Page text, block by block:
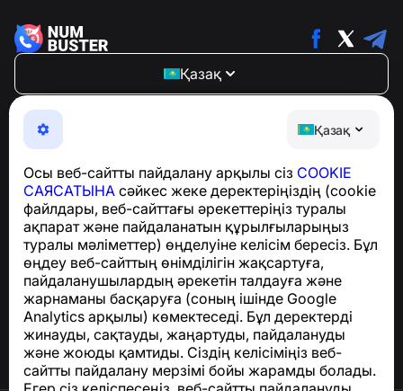
Қазақ
Осы веб-сайтты пайдалану арқылы сіз COOKIE
САЯСАТЫНА сәйкес жеке деректеріңіздің (cookie
файлдары, веб-сайттағы әрекеттеріңіз туралы
ақпарат және пайдаланатын құрылғыларыңыз
туралы мәліметтер) өңделуіне келісім бересіз. Бұл
өңдеу веб-сайттың өнімділігін жақсартуға,
пайдаланушылардың әрекетін талдауға және
жарнаманы басқаруға (соның ішінде Google
Analytics арқылы) көмектеседі. Бұл деректерді
жинауды, сақтауды, жаңартуды, пайдалануды
және жоюды қамтиды. Сіздің келісіміңіз веб-
сайтты пайдалану мерзімі бойы жарамды болады.
Қазақ
NumBuster © 2013—2026 ·
Телефон алаяқтарынан, спамнан және қажетсіз
хабарламалардан қорғайтын ыңғайлы қолданба
үшін: support@numbuster.com
Анықтама орталығы
Жаңалықтар мен
мақалалар
Жоба туралы
Байланыс